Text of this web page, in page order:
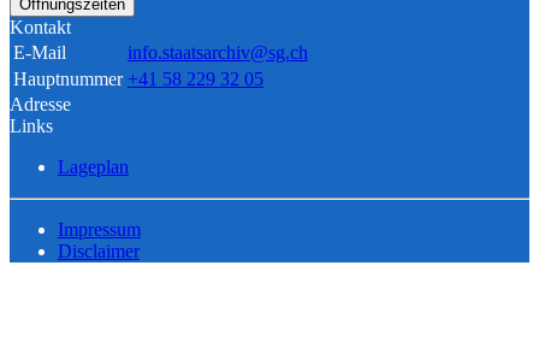
Öffnungszeiten
Kontakt
E-Mail
info.staatsarchiv@sg.ch
Hauptnummer +41 58 229 32 05
Adresse
Links
Lageplan
Impressum
Disclaimer